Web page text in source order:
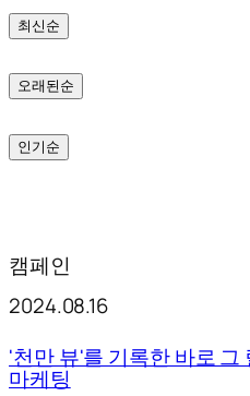
가최신순
오래된순
인기순
캠페인
2024.08.16
'천만 뷰'를 기록한 바로 그
마케팅